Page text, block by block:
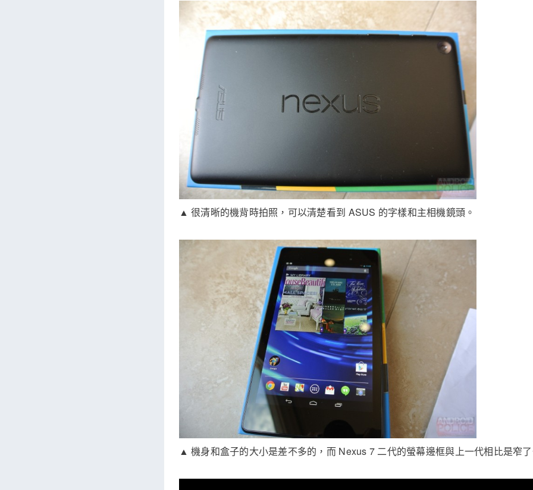
▲ 很清晰的機背時拍照，可以清楚看到 ASUS 的字樣和主相機鏡頭。
▲ 機身和盒子的大小是差不多的，而 Nexus 7 二代的螢幕邊框與上一代相比是窄